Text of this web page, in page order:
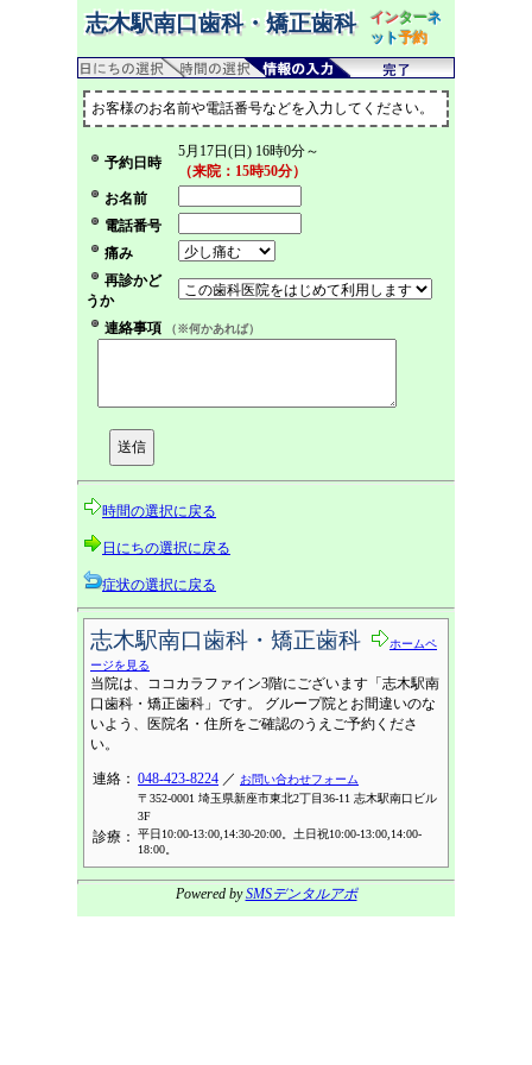
志木駅南口歯科・矯正歯科 インターネ
ット予約
お客様のお名前や電話番号などを入力してください。
予約日時
5月17日(日) 16時0分～
（来院：15時50分）
お名前
電話番号
痛み
再診かど
うか
連絡事項
（※何かあれば）
時間の選択に戻る
日にちの選択に戻る
症状の選択に戻る
志木駅南口歯科・矯正歯科
ホームペ
ージを見る
当院は、ココカラファイン3階にございます「志木駅南
口歯科・矯正歯科」です。 グループ院とお間違いのな
いよう、医院名・住所をご確認のうえご予約くださ
い。
連絡： 048-423-8224 ／ お問い合わせフォーム
〒352-0001 埼玉県新座市東北2丁目36-11 志木駅南口ビル
3F
診療：
平日10:00-13:00,14:30-20:00。土日祝10:00-13:00,14:00-
18:00。
Powered bySMSデンタルアポ